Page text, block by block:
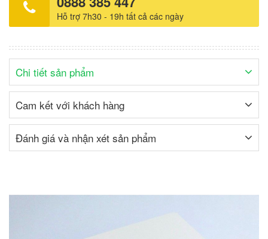
Hỗ trợ 7h30 - 19h tất cả các ngày
Chi tiết sản phẩm
Cam kết với khách hàng
Đánh giá và nhận xét sản phẩm